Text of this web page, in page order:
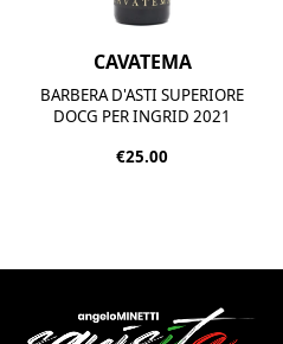
CAVATEMA
BARBERA D'ASTI SUPERIORE
DOCG PER INGRID 2021
€25.00